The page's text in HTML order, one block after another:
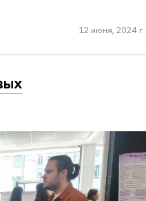
12 июня, 2024 г.